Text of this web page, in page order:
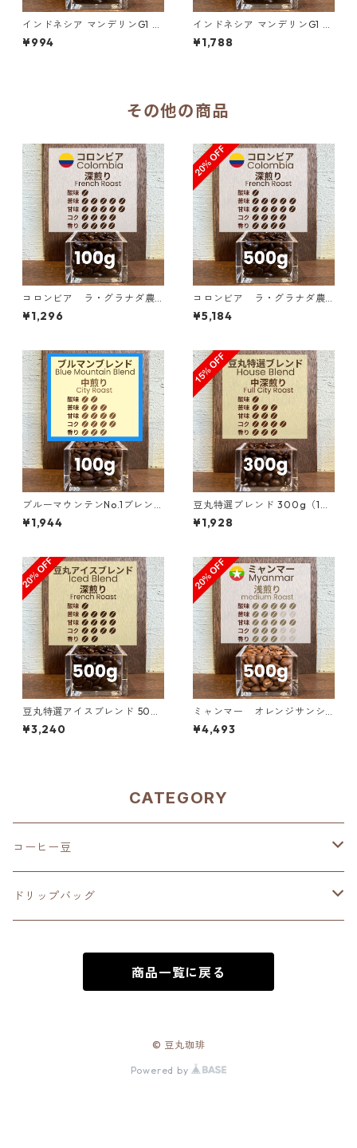
インドネシア マンデリンG1 リ
ントン ラトゥ ダブルピック 1
00g
¥994
インドネシア マンデリンG1 リ
ントン ラトゥ ダブルピック 2
00g（100g単価の10％OF
¥1,788
その他の商品
コロンビア ラ・グラナダ農
園 ピンクブルボン ダークベリ
ー 100g
¥1,296
コロンビア ラ・グラナダ農
園 ピンクブルボン ダークベリ
ー 500g（100g単価の20%O
¥5,184
ブルーマウンテンNo.1ブレンド
100g
¥1,944
豆丸特選ブレンド 300g（10
0g単価の15%OFF）
¥1,928
豆丸特選アイスブレンド 500
g（100g単価の20%OFF）
¥3,240
ミャンマー オレンジサンシ
ャイン G１ ウォッシュド・ア
ナエロビック 500g（100g単
¥4,493
CATEGORY
コーヒー豆
深煎り（French Roast）
中煎り（City Roast）
ドリップバッグ
中深煎り（Full City Roast）
商品一覧に戻る
© 豆丸珈琲
Powered by